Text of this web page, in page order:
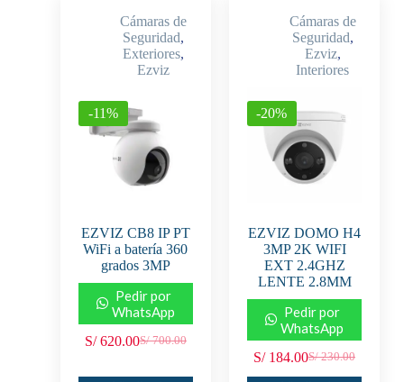
Cámaras de
Seguridad,
Exteriores,
Ezviz
-11%
EZVIZ CB8 IP PT
WiFi a batería 360
grados 3MP
Pedir por
WhatsApp
S/700.00
S/620.00
Cámaras de
Seguridad,
Ezviz,
Interiores
-20%
EZVIZ DOMO H4
3MP 2K WIFI
EXT 2.4GHZ
LENTE 2.8MM
Pedir por
WhatsApp
S/230.00
S/184.00